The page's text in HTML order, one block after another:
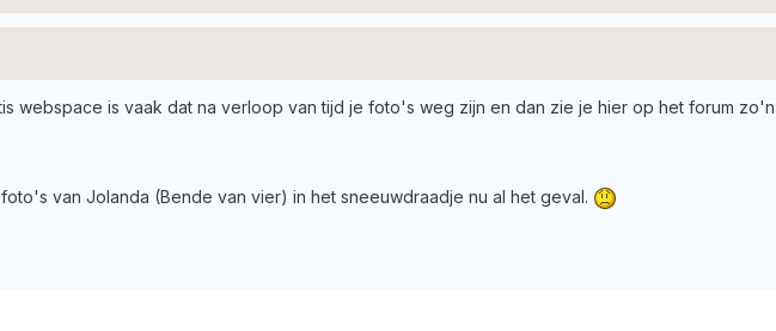
webspace is vaak dat na verloop van tijd je foto's weg zijn en dan zie je hier op het forum
van Jolanda (Bende van vier) in het sneeuwdraadje nu al het geval.